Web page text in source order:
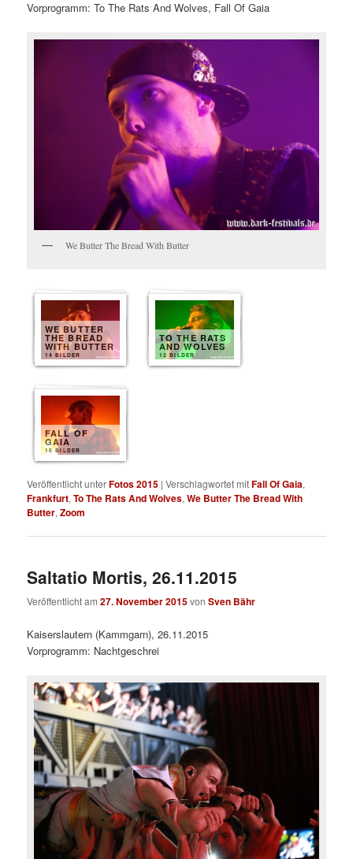
Vorprogramm: To The Rats And Wolves, Fall Of Gaia
We Butter The Bread With Butter
WE BUTTER
THE BREAD
WITH BUTTER
14 BILDER
TO THE RATS
AND WOLVES
12 BILDER
FALL OF
GAIA
10 BILDER
Veröffentlicht unterFotos 2015 |Verschlagwortet mitFall Of Gaia,
Frankfurt,To The Rats And Wolves,We Butter The Bread With
Butter,Zoom
Saltatio Mortis, 26.11.2015
Veröffentlicht am27. November 2015vonSven Bähr
Kaiserslautern (Kammgarn), 26.11.2015
Vorprogramm: Nachtgeschrei